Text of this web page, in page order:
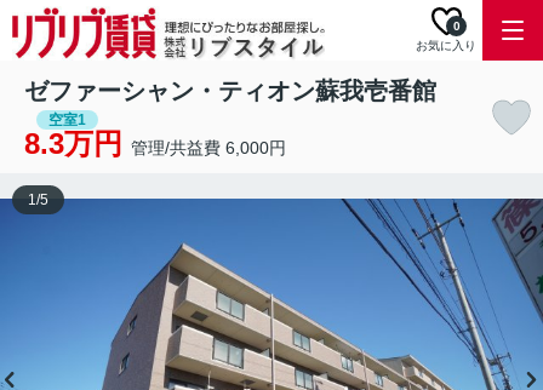
お気に入り
0
ゼファーシャン・ティオン蘇我壱番館
空室1
8.3万円 管理/共益費 6,000円
1/5